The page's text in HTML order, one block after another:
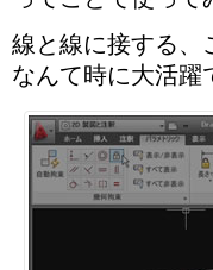
線と線に接する、
なんて時に大活躍